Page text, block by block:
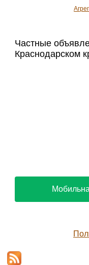
Частные
Краснодарском